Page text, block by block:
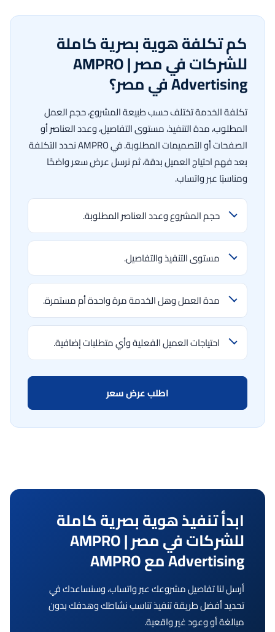
كم تكلفة هوية بصرية كاملة
للشركات في مصر | AMPRO
Advertising في مصر؟
تكلفة الخدمة تختلف حسب طبيعة المشروع، حجم العمل
المطلوب، مدة التنفيذ، مستوى التفاصيل، وعدد العناصر أو
الصفحات أو التصميمات المطلوبة. في AMPRO نحدد التكلفة
بعد فهم احتياج العميل بدقة، ثم نرسل عرض سعر واضحًا
ومناسبًا عبر واتساب.
حجم المشروع وعدد العناصر المطلوبة.
مستوى التنفيذ والتفاصيل.
مدة العمل وهل الخدمة مرة واحدة أم مستمرة.
احتياجات العميل الفعلية وأي متطلبات إضافية.
اطلب عرض سعر
ابدأ تنفيذ هوية بصرية كاملة
للشركات في مصر | AMPRO
Advertising مع AMPRO
أرسل لنا تفاصيل مشروعك عبر واتساب، وسنساعدك في
تحديد أفضل طريقة تنفيذ تناسب نشاطك وهدفك بدون
مبالغة أو وعود غير واقعية.